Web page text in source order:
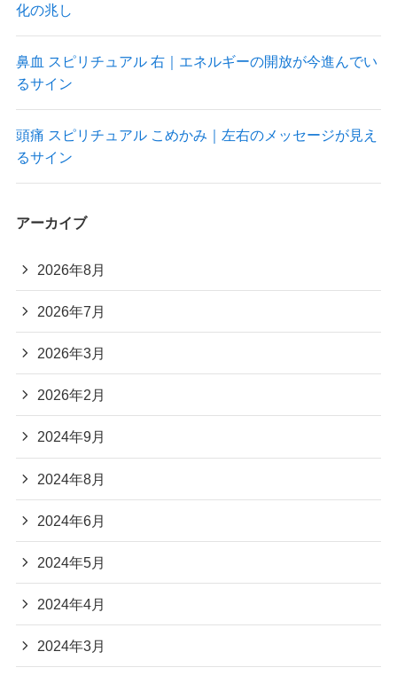
化の兆し
鼻血 スピリチュアル 右｜エネルギーの開放が今進んでい
るサイン
頭痛 スピリチュアル こめかみ｜左右のメッセージが見え
るサイン
アーカイブ
2026年8月
2026年7月
2026年3月
2026年2月
2024年9月
2024年8月
2024年6月
2024年5月
2024年4月
2024年3月